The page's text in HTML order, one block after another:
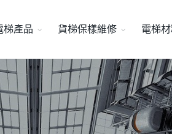
梯產品 貨梯保樣維修 電梯